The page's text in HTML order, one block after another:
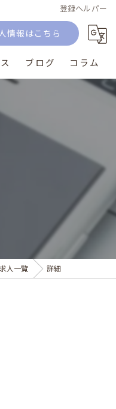
登録ヘルパー
情報はこちら
ブログ コラム
求人一覧 詳細